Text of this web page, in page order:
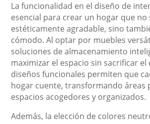
La funcionalidad en el diseño de
esencial para crear un hogar que no
estéticamente agradable, sino
cómodo. Al optar por muebles
soluciones de almacenamiento
maximizar el espacio sin sacrificar el
diseños funcionales permiten que
hogar cuente, transformando áreas
espacios acogedores y organizados.
Además, la elección de colores